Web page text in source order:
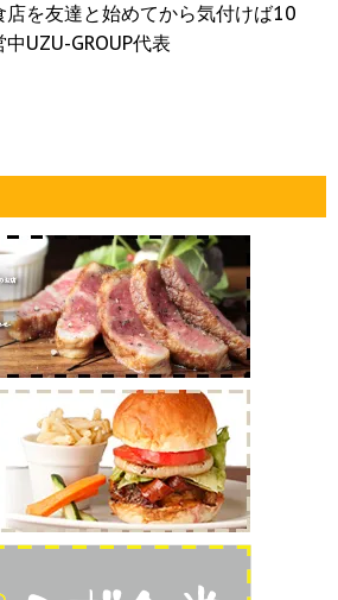
を友達と始めてから気付けば10
UZU-GROUP代表